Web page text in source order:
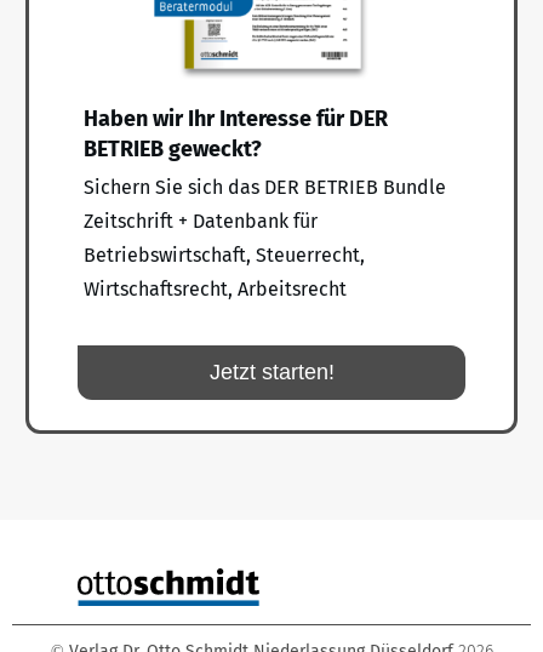
Haben wir Ihr Interesse für DER
BETRIEB geweckt?
Sichern Sie sich das DER BETRIEB Bundle
Zeitschrift + Datenbank für
Betriebswirtschaft, Steuerrecht,
Wirtschaftsrecht, Arbeitsrecht
Jetzt starten!